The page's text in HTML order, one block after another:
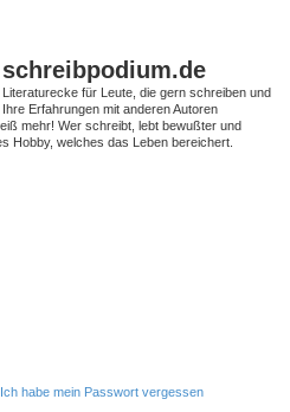
schreibpodium.de
Literaturecke für Leute, die gern schreiben und
Ihre Erfahrungen mit anderen Autoren
mehr! Wer schreibt, lebt bewußter und
Hobby, welches das Leben bereichert.
Ich habe mein Passwort vergessen